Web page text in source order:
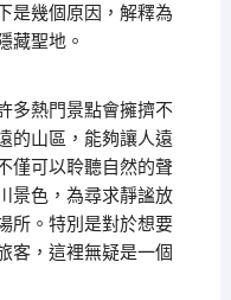
是幾個原因，解釋為
藏聖地。
多熱門景點會擁擠不
的山區，能夠讓人遠
僅可以聆聽自然的聲
景色，為尋求靜謐放
所。特別是對於想要
客，這裡無疑是一個